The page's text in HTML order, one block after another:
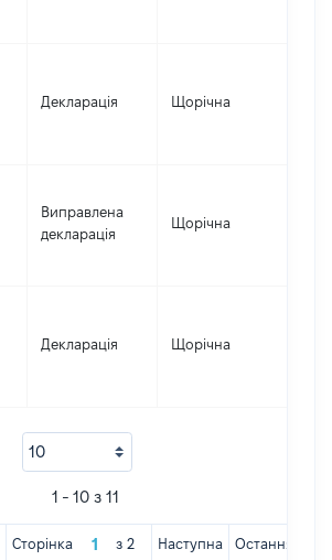
Декларація Щорічна
Виправлена
декларація
Щорічна
Декларація Щорічна
1 - 10 з 11
Сторінка з 2 Наступна Остання